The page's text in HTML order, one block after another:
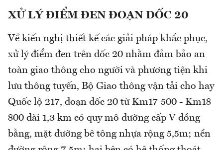
XỬ LÝ ĐIỂM ĐEN ĐOẠN DỐC 20
Về kiến nghị thiết kế các giải pháp khắc phục,
xử lý điểm đen trên dốc 20 nhằm đảm bảo an
toàn giao thông cho người và phương tiện khi
lưu thông tuyến, Bộ Giao thông vận tải cho hay
Quốc lộ 217, đoạn dốc 20 từ Km17 500 - Km18
800 dài 1,3 km có quy mô đường cấp V đồng
bằng, mặt đường bê tông nhựa rộng 5,5m; nền